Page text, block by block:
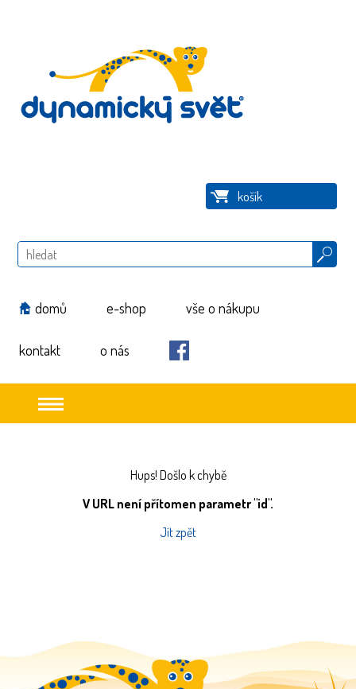
košík
domů e-shop vše o nákupu
kontakt
o nás
Hups! Došlo k chybě
V URL není přítomen parametr "id".
Jít zpět